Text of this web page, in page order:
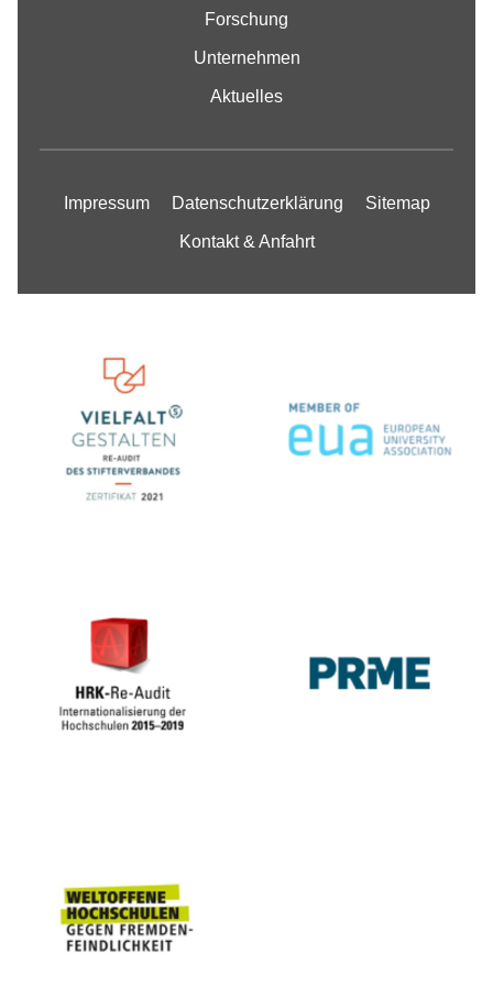
Forschung
Unternehmen
Aktuelles
Impressum Datenschutzerklärung Sitemap
Kontakt & Anfahrt